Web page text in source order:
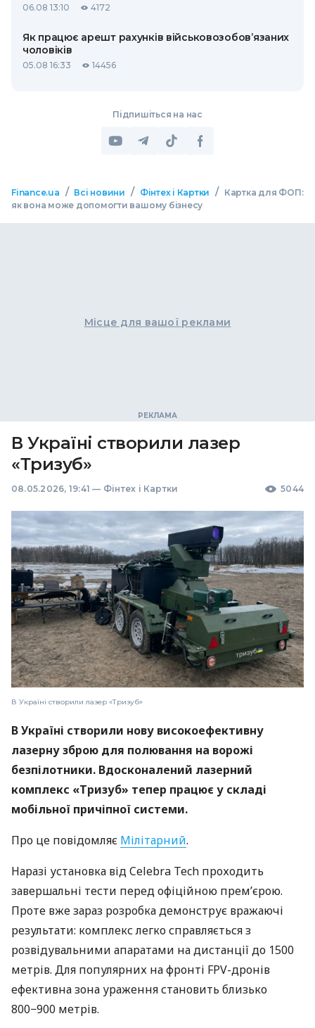
06.08 13:10 4172
Як працює арешт рахунків військовозобов’язаних
чоловіків
05.08 16:33 14456
Підпишіться на нас
Finance.ua / Всі новини / Фінтех і Картки /
Картка для ФОП:
як вона може допомогти вашому бізнесу
Місце для вашої реклами
В Україні створили лазер
«Тризуб»
08.05.2026, 19:41 — Фінтех і Картки 5044
В Україні створили лазер «Тризуб»
В Україні створили нову високоефективну
лазерну зброю для полювання на ворожі
безпілотники. Вдосконалений лазерний
комплекс «Тризуб» тепер працює у складі
мобільної причіпної системи.
Про це повідомляє Мілітарний.
Наразі установка від Celebra Tech проходить
завершальні тести перед офіційною прем’єрою.
Проте вже зараз розробка демонструє вражаючі
результати: комплекс легко справляється з
розвідувальними апаратами на дистанції до 1500
метрів. Для популярних на фронті FPV-дронів
ефективна зона ураження становить близько
800−900 метрів.